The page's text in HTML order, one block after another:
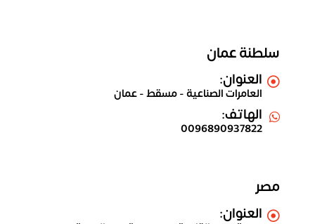
سلطنة عمان
العنوان:
العامرات الصناعية - مسقط - عمان
الهاتف:
0096890937822
مصر
العنوان: